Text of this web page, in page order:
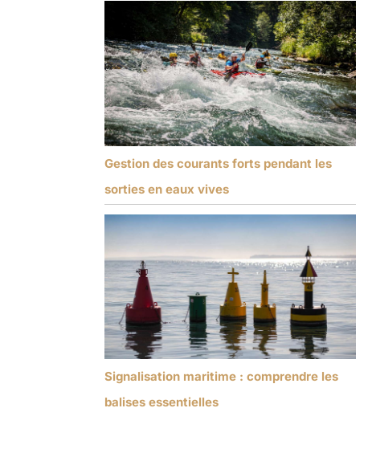
Gestion des courants forts pendant les
sorties en eaux vives
Signalisation maritime : comprendre les
balises essentielles